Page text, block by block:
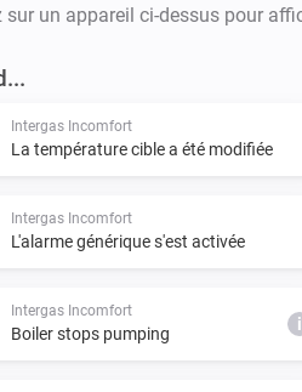
sur un appareil ci-dessus pour
Intergas Incomfort
La température cible a été modifiée
Intergas Incomfort
L'alarme générique s'est activée
Intergas Incomfort
Boiler stops pumping i